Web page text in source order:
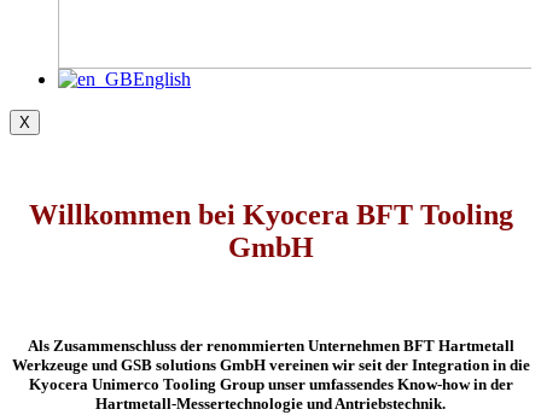
English
X
Willkommen bei Kyocera BFT Tooling
GmbH
Als Zusammenschluss der renommierten Unternehmen BFT Hartmetall
Werkzeuge und GSB solutions GmbH vereinen wir seit der Integration in die
Kyocera Unimerco Tooling Group unser umfassendes Know-how in der
Hartmetall-Messertechnologie und Antriebstechnik.